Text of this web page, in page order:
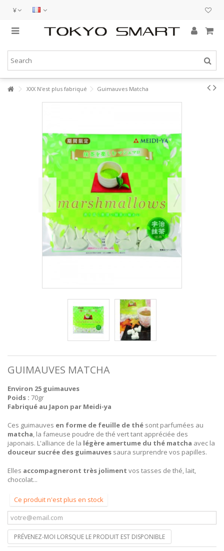
¥
XXX N'est plus fabriqué Guimauves Matcha
GUIMAUVES MATCHA
Environ 25 guimauves
Poids : 70gr
Fabriqué au Japon par Meidi-ya
Ces guimauves en forme de feuille de thé sont parfumées au
matcha, la fameuse poudre de thé vert tant appréciée des
japonais. L'alliance de la légère amertume du thé matcha avec la
douceur sucrée des guimauves saura surprendre vos papilles.
Elles accompagneront très joliment vos tasses de thé, lait,
chocolat...
Ce produit n'est plus en stock
PRÉVENEZ-MOI LORSQUE LE PRODUIT EST DISPONIBLE